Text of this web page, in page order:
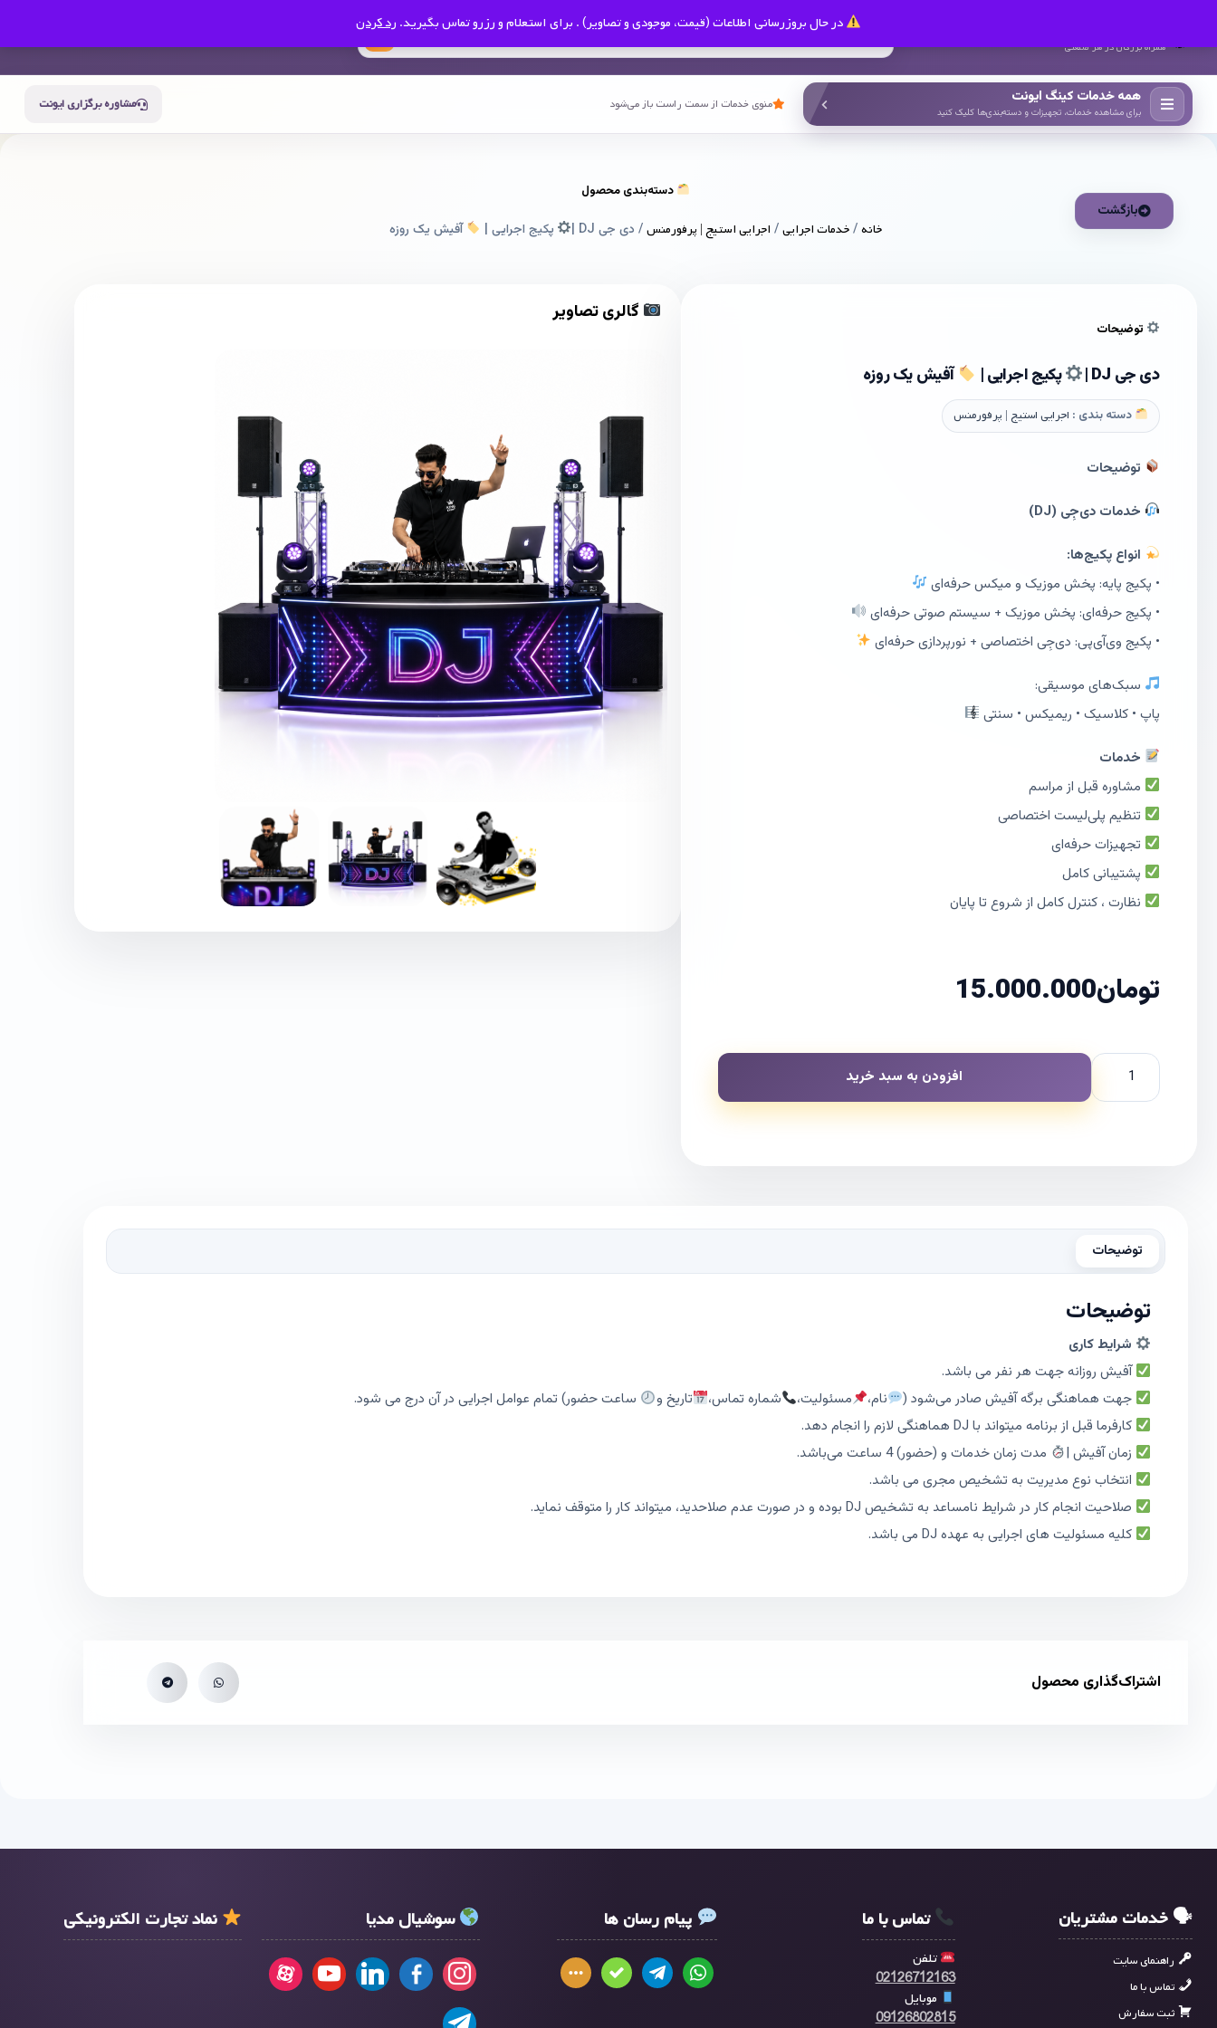
در حال بروزرسانی اطلاعات (قیمت، موجودی و تصاویر) . برای استعلام و رزرو تماس بگیرید. رد کردن
همراه بزرگان در هر صنعتی
همه خدمات کینگ ایونت
برای مشاهده خدمات، تجهیزات و دسته‌بندی‌ها کلیک کنید
منوی خدمات از سمت راست باز می‌شود مشاوره برگزاری ایونت
بازگشت
دسته‌بندی محصول
خانه/خدمات اجرایی/ اجرایی استیج | پرفورمنس/ دی جی DJ | پکیج اجرایی | آفیش یک روزه
گالری تصاویر
توضیحات
دی جی DJ | پکیج اجرایی | آفیش یک روزه
دسته بندی : اجرایی استیج | پرفورمنس
توضیحات
خدمات دی‌جِی (DJ)
انواع پکیج‌ها:
• پکیج پایه: پخش موزیک و میکس حرفه‌ای
• پکیج حرفه‌ای: پخش موزیک + سیستم صوتی حرفه‌ای
• پکیج وی‌آی‌پی: دی‌جِی اختصاصی + نورپردازی حرفه‌ای
سبک‌های موسیقی:
پاپ • کلاسیک • ریمیکس • سنتی
خدمات
مشاوره قبل از مراسم
تنظیم پلی‌لیست اختصاصی
تجهیزات حرفه‌ای
پشتیبانی کامل
نظارت ، کنترل کامل از شروع تا پایان
تومان15.000.000
افزودن به سبد خرید
توضیحات
توضیحات
شرایط کاری
آفیش روزانه جهت هر نفر می باشد.
جهت هماهنگی برگه آفیش صادر می‌شود (
نام، مسئولیت، شماره تماس، تاریخ و
ساعت حضور) تمام عوامل اجرایی در آن درج می شود.
کارفرما قبل از برنامه میتواند با DJ هماهنگی لازم را انجام دهد.
زمان آفیش |
مدت زمان خدمات و (حضور) 4 ساعت می‌باشد.
انتخاب نوع مدیریت به تشخیص مجری می باشد.
صلاحیت انجام کار در شرایط نامساعد به تشخیص DJ بوده و در صورت عدم صلاحدید، میتواند کار را متوقف نماید.
کلیه مسئولیت های اجرایی به عهده DJ می باشد.
اشتراک‌گذاری محصول
🗣 خدمات مشتریان
راهنمای سایت
تماس با ما
ثبت سفارش
تماس با ما
تلفن
02126712163
موبایل
09126802815
پیام رسان ها سوشیال مدیا نماد تجارت الکترونیکی